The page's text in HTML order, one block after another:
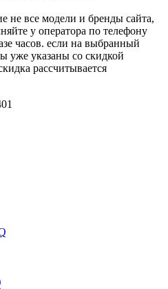
не все модели и бренды сайта,
у оператора по телефону
часов. если на выбранный
уже указаны со скидкой
рассчитывается